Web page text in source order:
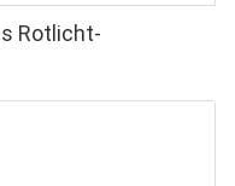
Rotlicht-